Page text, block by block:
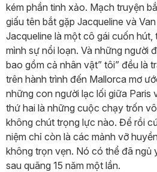
kém phần tinh xảo. Mạch truyện
giấu tên bắt gặp Jacqueline và
Jacqueline là một cô gái cuốn
mình sự nổi loạn. Và những người
bao gồm cả nhân vật” tôi” đều là
trên hành trình đến Mallorca mơ
những con người lạc lối giữa Paris
thứ hai là những cuộc chạy trốn
không chút trọng lực nào. Để rồi
niệm chỉ còn là các mảnh vỡ
không trọn vẹn. Nó có thể đã ngủ
sau quãng 15 năm một lần.